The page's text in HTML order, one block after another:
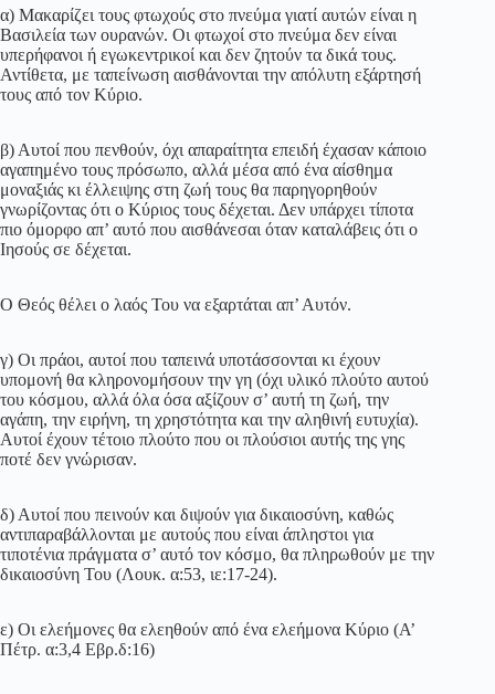
α) Μακαρίζει τους φτωχούς στο πνεύμα γιατί αυτών είναι η
Βασιλεία των ουρανών. Οι φτωχοί στο πνεύμα δεν είναι
υπερήφανοι ή εγωκεντρικοί και δεν ζητούν τα δικά τους.
Αντίθετα, με ταπείνωση αισθάνονται την απόλυτη εξάρτησή
τους από τον Κύριο.
β) Αυτοί που πενθούν, όχι απαραίτητα επειδή έχασαν κάποιο
αγαπημένο τους πρόσωπο, αλλά μέσα από ένα αίσθημα
μοναξιάς κι έλλειψης στη ζωή τους θα παρηγορηθούν
γνωρίζοντας ότι ο Κύριος τους δέχεται. Δεν υπάρχει τίποτα
πιο όμορφο απ’ αυτό που αισθάνεσαι όταν καταλάβεις ότι ο
Ιησούς σε δέχεται.
Ο Θεός θέλει ο λαός Του να εξαρτάται απ’ Αυτόν.
γ) Οι πράοι, αυτοί που ταπεινά υποτάσσονται κι έχουν
υπομονή θα κληρονομήσουν την γη (όχι υλικό πλούτο αυτού
του κόσμου, αλλά όλα όσα αξίζουν σ’ αυτή τη ζωή, την
αγάπη, την ειρήνη, τη χρηστότητα και την αληθινή ευτυχία).
Αυτοί έχουν τέτοιο πλούτο που οι πλούσιοι αυτής της γης
ποτέ δεν γνώρισαν.
δ) Αυτοί που πεινούν και διψούν για δικαιοσύνη, καθώς
αντιπαραβάλλονται με αυτούς που είναι άπληστοι για
τιποτένια πράγματα σ’ αυτό τον κόσμο, θα πληρωθούν με την
δικαιοσύνη Του (Λουκ. α:53, ιε:17-24).
ε) Οι ελεήμονες θα ελεηθούν από ένα ελεήμονα Κύριο (Α’
Πέτρ. α:3,4 Εβρ.δ:16)